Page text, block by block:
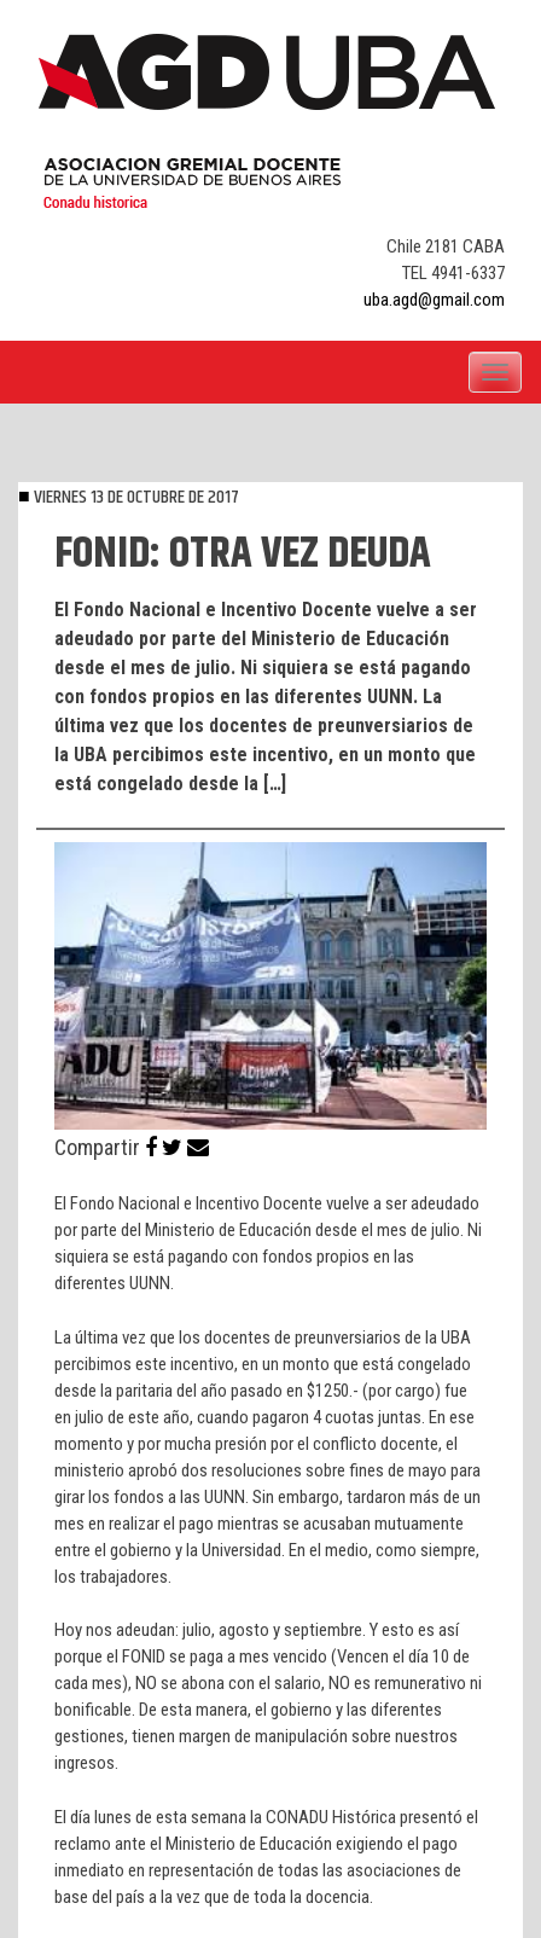
content
Chile 2181 CABA
TEL 4941-6337
uba.agd@gmail.com
Toggle
VIERNES 13 DE OCTUBRE DE 2017
FONID: OTRA VEZ DEUDA
El Fondo Nacional e Incentivo Docente vuelve a ser
adeudado por parte del Ministerio de Educación
desde el mes de julio. Ni siquiera se está pagando
con fondos propios en las diferentes UUNN. La
última vez que los docentes de preunversiarios de
la UBA percibimos este incentivo, en un monto que
está congelado desde la […]
Compartir
El Fondo Nacional e Incentivo Docente vuelve a ser adeudado
por parte del Ministerio de Educación desde el mes de julio. Ni
siquiera se está pagando con fondos propios en las
diferentes UUNN.
La última vez que los docentes de preunversiarios de la UBA
percibimos este incentivo, en un monto que está congelado
desde la paritaria del año pasado en $1250.- (por cargo) fue
en julio de este año, cuando pagaron 4 cuotas juntas. En ese
momento y por mucha presión por el conflicto docente, el
ministerio aprobó dos resoluciones sobre fines de mayo para
girar los fondos a las UUNN. Sin embargo, tardaron más de un
mes en realizar el pago mientras se acusaban mutuamente
entre el gobierno y la Universidad. En el medio, como siempre,
los trabajadores.
Hoy nos adeudan: julio, agosto y septiembre. Y esto es así
porque el FONID se paga a mes vencido (Vencen el día 10 de
cada mes), NO se abona con el salario, NO es remunerativo ni
bonificable. De esta manera, el gobierno y las diferentes
gestiones, tienen margen de manipulación sobre nuestros
ingresos.
El día lunes de esta semana la CONADU Histórica presentó el
reclamo ante el Ministerio de Educación exigiendo el pago
inmediato en representación de todas las asociaciones de
base del país a la vez que de toda la docencia.